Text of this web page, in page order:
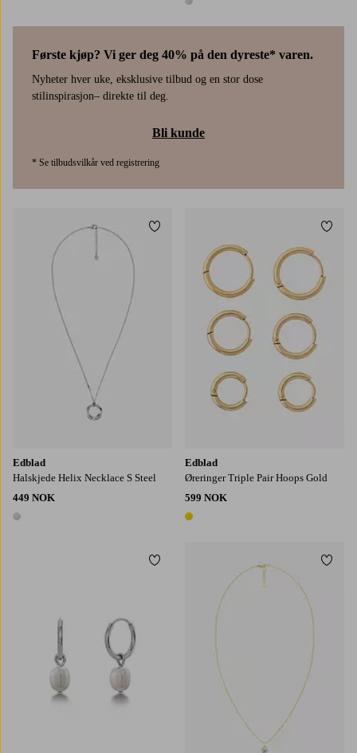
1 farge
Første kjøp? Vi ger deg 40% på den dyreste* varen.
Nyheter hver uke, eksklusive tilbud og en stor dose
stilinspirasjon– direkte til deg.
Bli kunde
* Se tilbudsvilkår ved registrering
Edblad
Halskjede Helix Necklace S Steel
449 NOK
1 farge
Legg til favoritter
Edblad
Øreringer Triple Pair Hoops Gold
599 NOK
1 farge
Legg til favoritter